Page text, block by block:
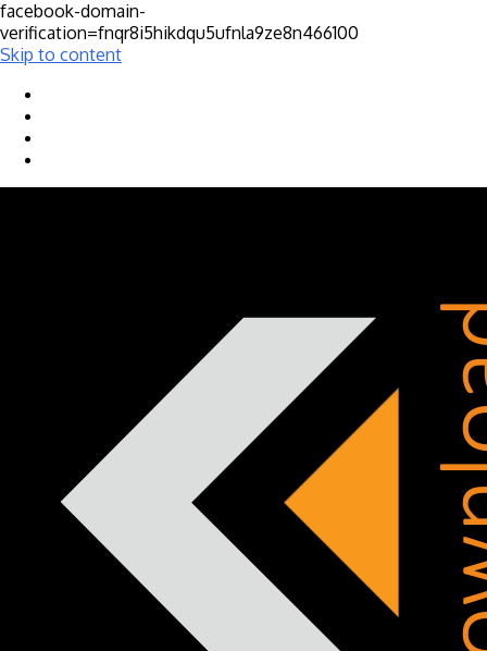
facebook-domain-
verification=fnqr8i5hikdqu5ufnla9ze8n466100
Skip to content